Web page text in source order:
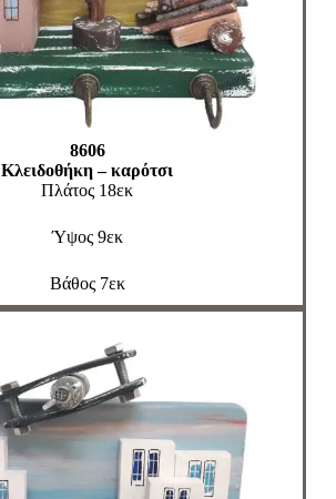
8606
Κλειδοθήκη – καρότσι
Πλάτος 18εκ
Ύψος 9εκ
Βάθος 7εκ